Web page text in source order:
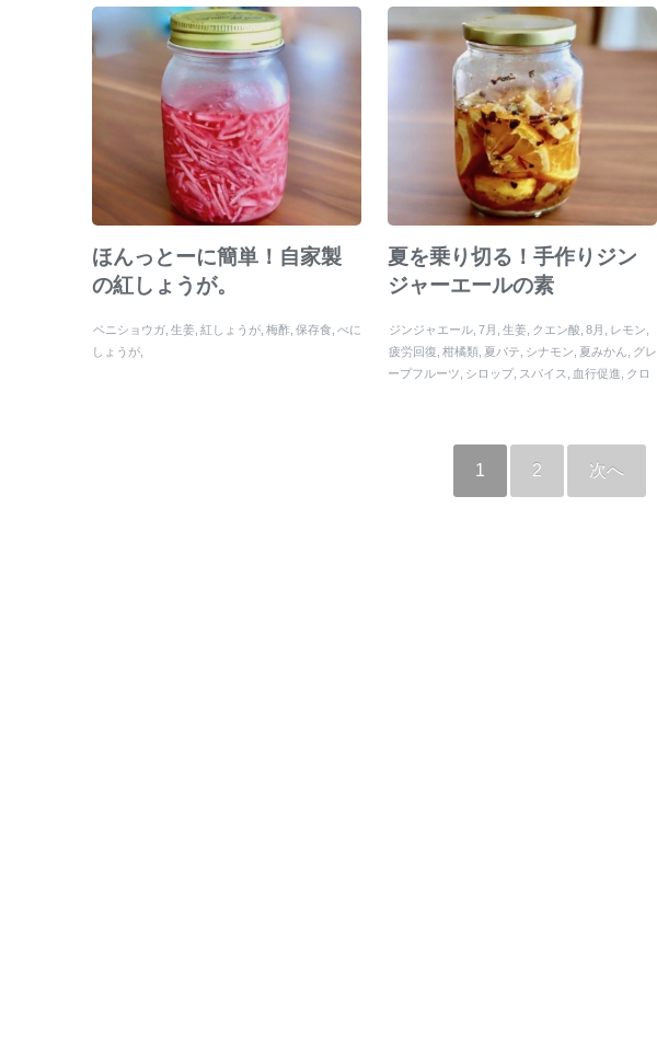
ほんっとーに簡単！自家製
の紅しょうが。
ベニショウガ 生姜 紅しょうが 梅酢 保存食 べに
しょうが
夏を乗り切る！手作りジン
ジャーエールの素
ジンジャエール 7月 生姜 クエン酸 8月
レモン
疲労回復 柑橘類 夏バテ シナモン 夏みかん
グレ
ープフルーツ シロップ スパイス 血行促進 クロ
1 2 次へ